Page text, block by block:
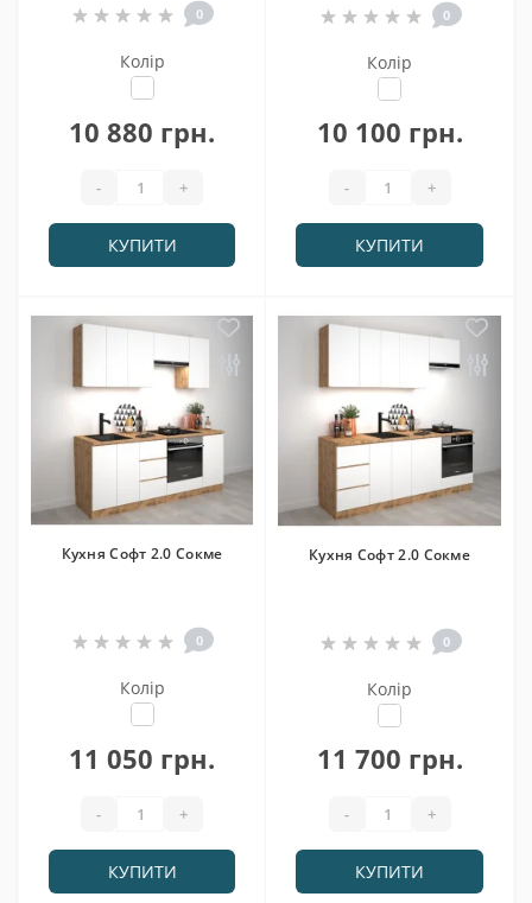
0
Колір
10 880 грн.
- +
КУПИТИ
0
Колір
10 100 грн.
- +
КУПИТИ
Кухня Софт 2.0 Сокме
0
Колір
11 050 грн.
- +
КУПИТИ
Кухня Софт 2.0 Сокме
0
Колір
11 700 грн.
- +
КУПИТИ